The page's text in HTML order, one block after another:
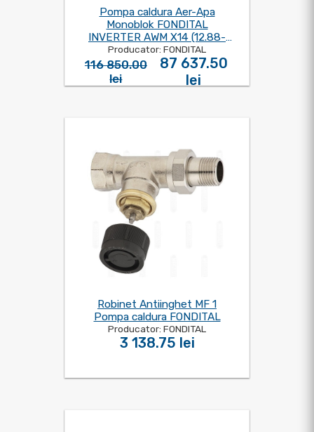
Pompa caldura Aer-Apa
Monoblok FONDITAL
INVERTER AWM X14 (12.88-
14KW) 220V
Producator: FONDITAL
116 850.00
lei
87 637.50
lei
Robinet Antiinghet MF 1
Pompa caldura FONDITAL
Producator: FONDITAL
3 138.75 lei